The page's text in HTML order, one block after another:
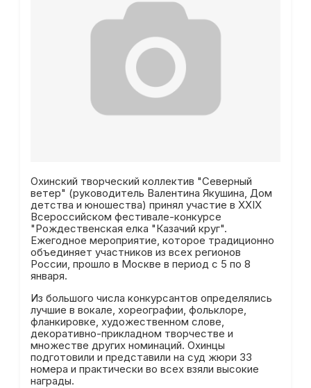
Охинский творческий коллектив "Северный
ветер" (руководитель Валентина Якушина, Дом
детства и юношества) принял участие в XXIX
Всероссийском фестивале-конкурсе
"Рождественская елка "Казачий круг".
Ежегодное мероприятие, которое традиционно
объединяет участников из всех регионов
России, прошло в Москве в период с 5 по 8
января.
Из большого числа конкурсантов определялись
лучшие в вокале, хореографии, фольклоре,
фланкировке, художественном слове,
декоративно-прикладном творчестве и
множестве других номинаций. Охинцы
подготовили и представили на суд жюри 33
номера и практически во всех взяли высокие
награды.